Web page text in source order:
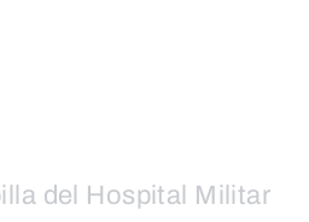
del Hospital Militar